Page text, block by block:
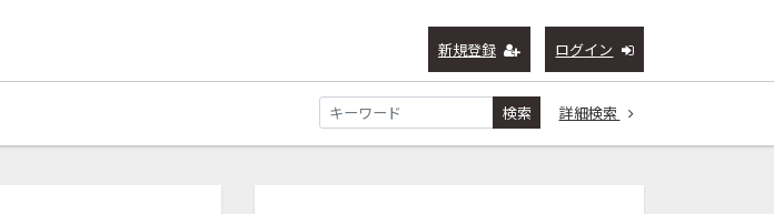
新規登録 ログイン
検索 詳細検索